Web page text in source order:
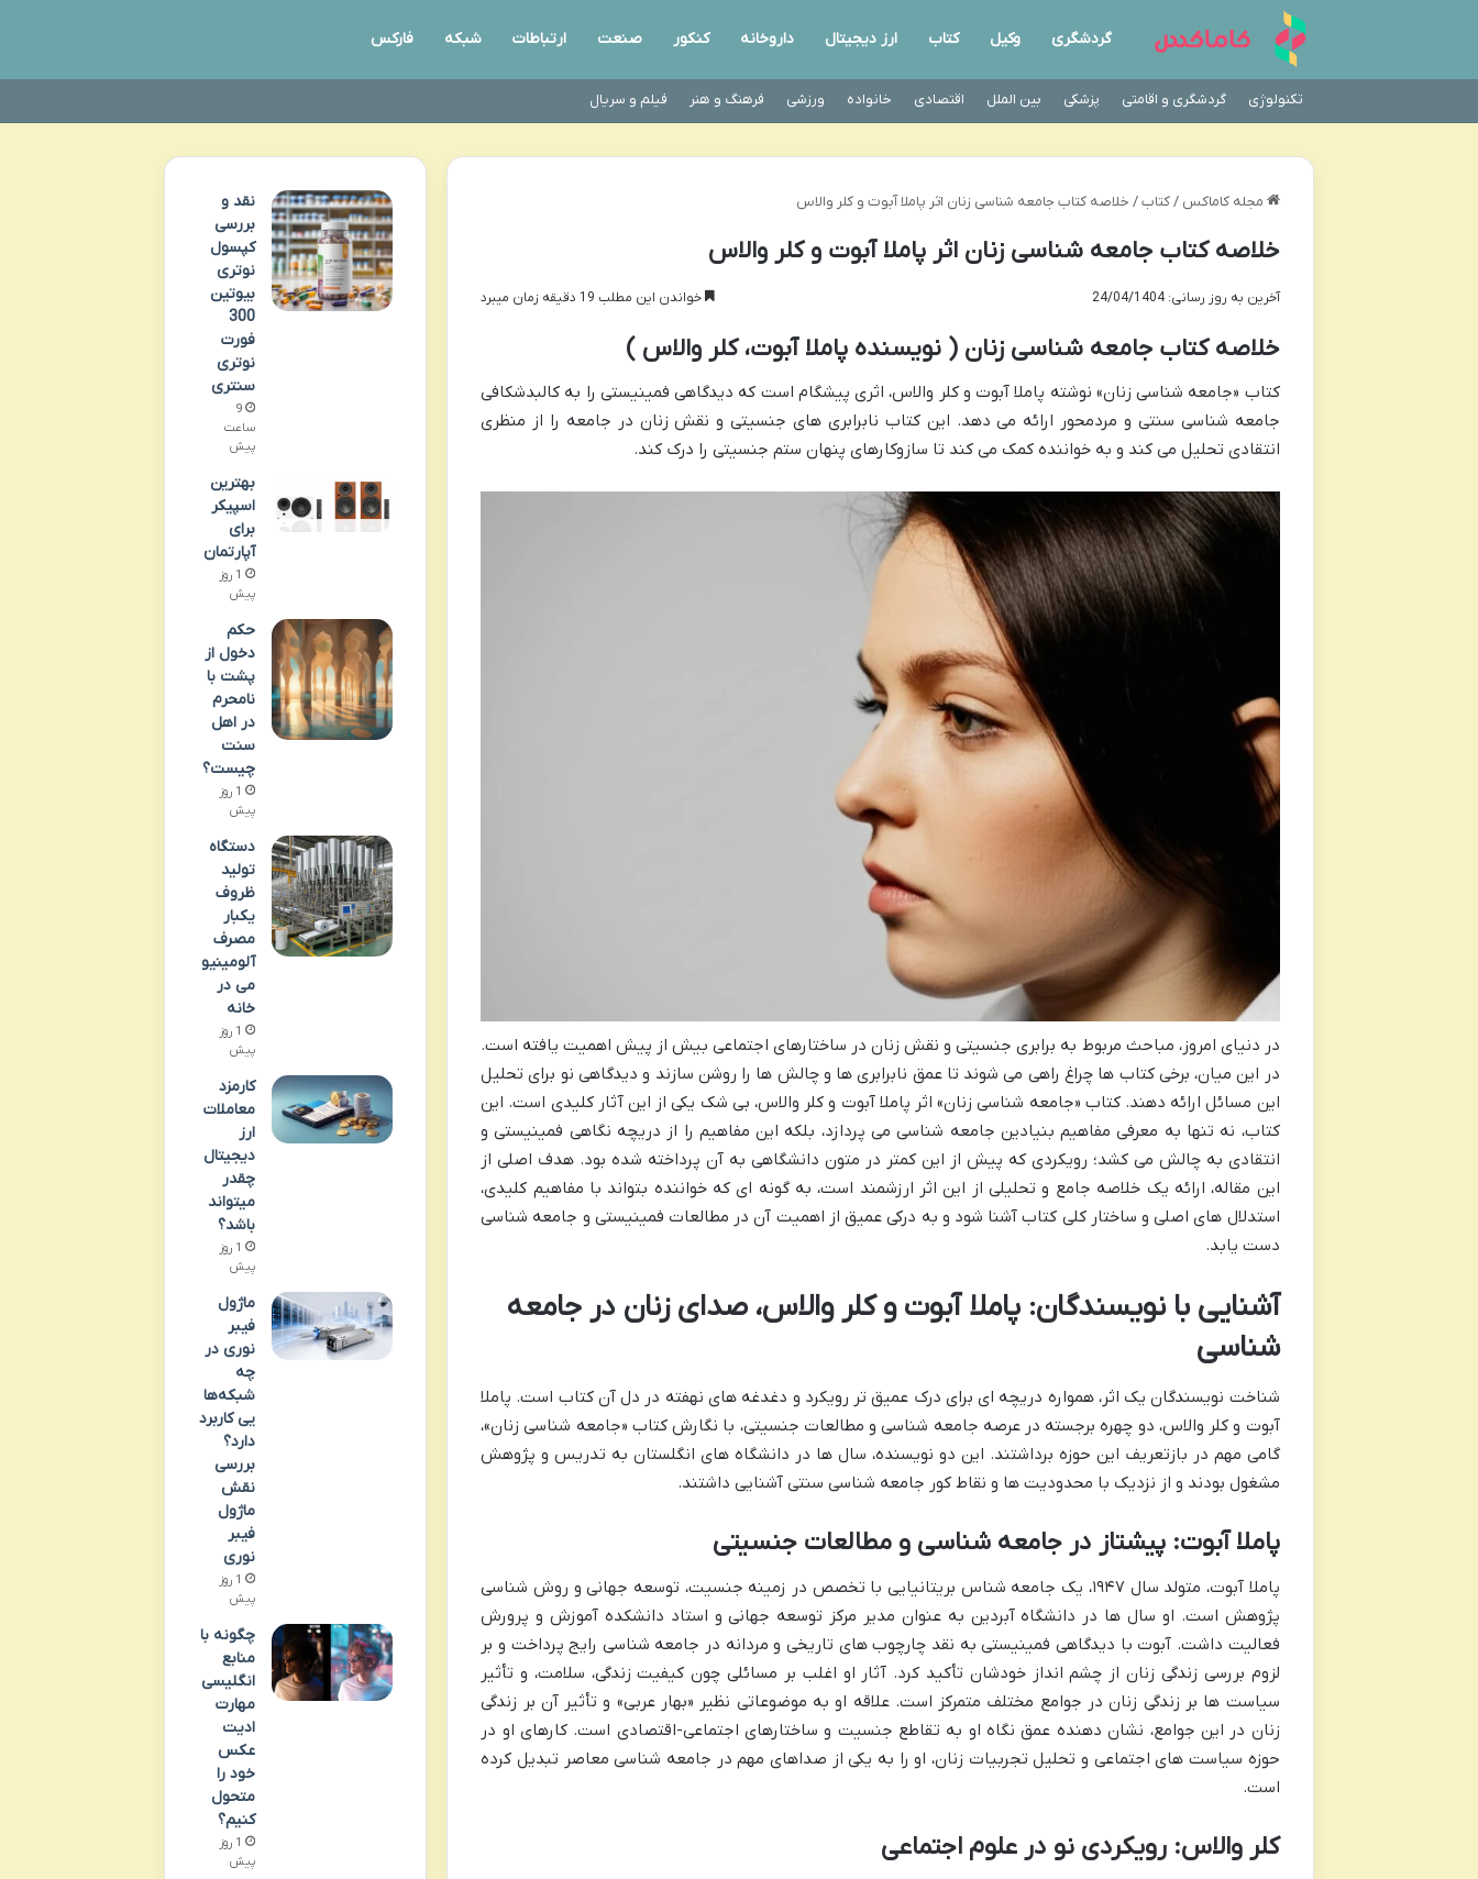
گردشگری وکیل کتاب ارز دیجیتال داروخانه کنکور صنعت ارتباطات شبکه فارکس
تکنولوژی گردشگری و اقامتی پزشکی بین الملل اقتصادی خانواده ورزشی فرهنگ و هنر فیلم و سریال
مجله کاماکس / کتاب / خلاصه کتاب جامعه شناسی زنان اثر پاملا آبوت و کلر والاس
خلاصه کتاب جامعه شناسی زنان اثر پاملا آبوت و کلر والاس
آخرین به روز رسانی: 24/04/1404 خواندن این مطلب 19 دقیقه زمان میبرد
خلاصه کتاب جامعه شناسی زنان ( نویسنده پاملا آبوت، کلر والاس )
کتاب «جامعه شناسی زنان» نوشته پاملا آبوت و کلر والاس، اثری پیشگام است که دیدگاهی فمینیستی را به کالبدشکافی
جامعه شناسی سنتی و مردمحور ارائه می دهد. این کتاب نابرابری های جنسیتی و نقش زنان در جامعه را از منظری
انتقادی تحلیل می کند و به خواننده کمک می کند تا سازوکارهای پنهان ستم جنسیتی را درک کند.
در دنیای امروز، مباحث مربوط به برابری جنسیتی و نقش زنان در ساختارهای اجتماعی بیش از پیش اهمیت یافته است.
در این میان، برخی کتاب ها چراغ راهی می شوند تا عمق نابرابری ها و چالش ها را روشن سازند و دیدگاهی نو برای تحلیل
این مسائل ارائه دهند. کتاب «جامعه شناسی زنان» اثر پاملا آبوت و کلر والاس، بی شک یکی از این آثار کلیدی است. این
کتاب، نه تنها به معرفی مفاهیم بنیادین جامعه شناسی می پردازد، بلکه این مفاهیم را از دریچه نگاهی فمینیستی و
انتقادی به چالش می کشد؛ رویکردی که پیش از این کمتر در متون دانشگاهی به آن پرداخته شده بود. هدف اصلی از
این مقاله، ارائه یک خلاصه جامع و تحلیلی از این اثر ارزشمند است، به گونه ای که خواننده بتواند با مفاهیم کلیدی،
استدلال های اصلی و ساختار کلی کتاب آشنا شود و به درکی عمیق از اهمیت آن در مطالعات فمینیستی و جامعه شناسی
دست یابد.
آشنایی با نویسندگان: پاملا آبوت و کلر والاس، صدای زنان در جامعه
شناسی
شناخت نویسندگان یک اثر، همواره دریچه ای برای درک عمیق تر رویکرد و دغدغه های نهفته در دل آن کتاب است. پاملا
آبوت و کلر والاس، دو چهره برجسته در عرصه جامعه شناسی و مطالعات جنسیتی، با نگارش کتاب «جامعه شناسی زنان»،
گامی مهم در بازتعریف این حوزه برداشتند. این دو نویسنده، سال ها در دانشگاه های انگلستان به تدریس و پژوهش
مشغول بودند و از نزدیک با محدودیت ها و نقاط کور جامعه شناسی سنتی آشنایی داشتند.
پاملا آبوت: پیشتاز در جامعه شناسی و مطالعات جنسیتی
پاملا آبوت، متولد سال ۱۹۴۷، یک جامعه شناس بریتانیایی با تخصص در زمینه جنسیت، توسعه جهانی و روش شناسی
پژوهش است. او سال ها در دانشگاه آبردین به عنوان مدیر مرکز توسعه جهانی و استاد دانشکده آموزش و پرورش
فعالیت داشت. آبوت با دیدگاهی فمینیستی به نقد چارچوب های تاریخی و مردانه در جامعه شناسی رایج پرداخت و بر
لزوم بررسی زندگی زنان از چشم انداز خودشان تأکید کرد. آثار او اغلب بر مسائلی چون کیفیت زندگی، سلامت، و تأثیر
سیاست ها بر زندگی زنان در جوامع مختلف متمرکز است. علاقه او به موضوعاتی نظیر «بهار عربی» و تأثیر آن بر زندگی
زنان در این جوامع، نشان دهنده عمق نگاه او به تقاطع جنسیت و ساختارهای اجتماعی-اقتصادی است. کارهای او در
حوزه سیاست های اجتماعی و تحلیل تجربیات زنان، او را به یکی از صداهای مهم در جامعه شناسی معاصر تبدیل کرده
است.
کلر والاس: رویکردی نو در علوم اجتماعی
نقد و
بررسی
کپسول
نوتری
بیوتین
300
فورت
نوتری
سنتری
9
ساعت
پیش
بهترین
اسپیکر
برای
آپارتمان
1 روز
پیش
حکم
دخول از
پشت با
نامحرم
در اهل
سنت
چیست؟
1 روز
پیش
دستگاه
تولید
ظروف
یکبار
مصرف
آلومینیو
می در
خانه
1 روز
پیش
کارمزد
معاملات
ارز
دیجیتال
چقدر
میتواند
باشد؟
1 روز
پیش
ماژول
فیبر
نوری در
چه
شبکه‌ها
یی کاربرد
دارد؟
بررسی
نقش
ماژول
فیبر
نوری
1 روز
پیش
چگونه با
منابع
انگلیسی
مهارت
ادیت
عکس
خود را
متحول
کنیم؟
1 روز
پیش